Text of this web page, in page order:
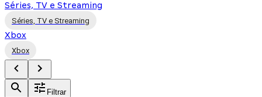
Séries, TV e Streaming
Séries, TV e Streaming
Xbox
Xbox
Filtrar